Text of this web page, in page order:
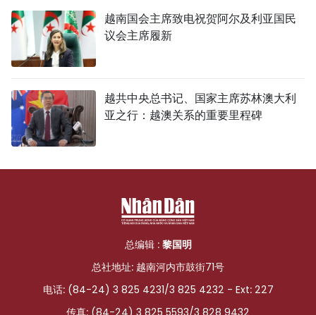
越南国会主席致电祝贺阿尔及利亚国民
议会主席履新
越共中央总书记、国家主席苏林澳大利
亚之行：越澳关系的重要里程碑
总编辑 : 黎国明
总社地址: 越南河内市鼓街71号
电话: (84-24) 3 825 4231/3 825 4232 - Ext: 227
传真: (84-24) 3 825 5593/3 828 9432